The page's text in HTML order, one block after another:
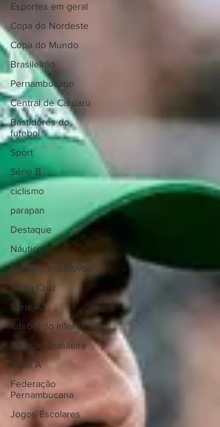
Esportes em geral
Copa do Nordeste
Copa do Mundo
Brasileirão
Pernambucano
Central de Caruaru
Bastidores do
futebol
Sport
Série B
ciclismo
parapan
Destaque
Náutico
Eventos esportivos
Santa Cruz
Série A3
futebol do interior PE
Seleção Brasileira
Série A
Federação
Pernambucana
Jogos Escolares